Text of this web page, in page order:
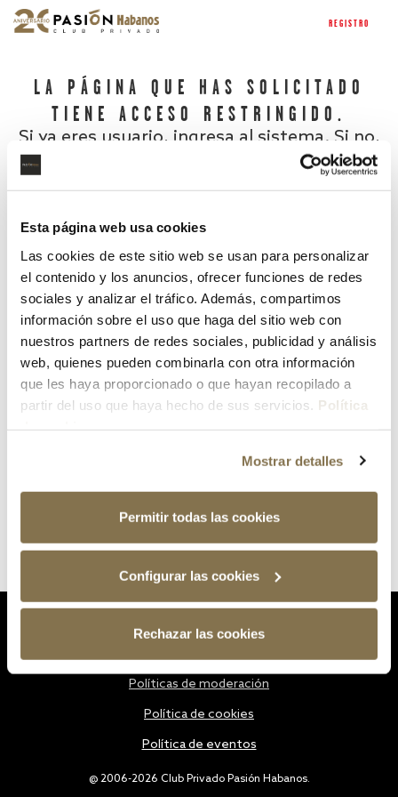
Esta página web usa cookies
Las cookies de este sitio web se usan para personalizar
el contenido y los anuncios, ofrecer funciones de redes
sociales y analizar el tráfico. Además, compartimos
información sobre el uso que haga del sitio web con
nuestros partners de redes sociales, publicidad y análisis
web, quienes pueden combinarla con otra información
que les haya proporcionado o que hayan recopilado a
partir del uso que haya hecho de sus servicios. Política
Mostrar detalles
Permitir todas las cookies
Configurar las cookies
Rechazar las cookies
REGISTRO
LA PÁGINA QUE HAS SOLICITADO
TIENE ACCESO RESTRINGIDO.
Si ya eres usuario, ingresa al sistema. Si no,
¿Has olvidado tu contraseña?
@ 2006-2026 Club Privado Pasión Habanos.
Políticas de moderación
Política de cookies
Política de eventos